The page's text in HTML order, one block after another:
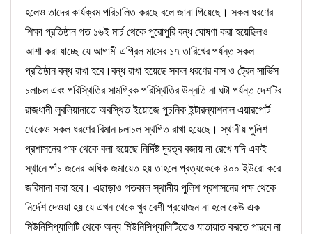
হলেও তাদের কার্যক্রম পরিচালিত করছে বলে জানা গিয়েছে। সকল ধরণের
শিক্ষা প্রতিষ্ঠান গত ১৬ই মার্চ থেকে পুরোপুরি বন্ধ ঘোষণা করা হয়েছিলও
আশা করা যাচ্ছে যে আগামী এপ্রিল মাসের ১৭ তারিখের পর্যন্ত সকল
প্রতিষ্ঠান বন্ধ রাখা হবে।বন্ধ রাখা হয়েছে সকল ধরণের বাস ও ট্রেন সার্ভিস
চলাচল এবং পরিস্থিতির সামগ্রিক পরিস্থিতির উন্নতি না ঘটা পর্যন্ত দেশটির
রাজধানী লুবলিয়ানাতে অবস্থিত ইয়োজে পুচনিক ইন্টারন্যাশনাল এয়ারপোর্ট
থেকেও সকল ধরণের বিমান চলাচল স্থগিত রাখা হয়েছে। স্থানীয় পুলিশ
প্রশাসনের পক্ষ থেকে বলা হয়েছে নির্দিষ্ট দূরত্ব বজায় না রেখে যদি একই
স্থানে পাঁচ জনের অধিক জমায়েত হয় তাহলে প্রত্যকেকে ৪০০ ইউরো করে
জরিমানা করা হবে। এছাড়াও গতকাল স্থানীয় পুলিশ প্রশাসনের পক্ষ থেকে
নির্দেশ দেওয়া হয় যে এখন থেকে খুব বেশী প্রয়োজন না হলে কেউ এক
মিউনিসিপ্যালিটি থেকে অন্য মিউনিসিপ্যালিটিতেও যাতায়াত করতে পারবে না